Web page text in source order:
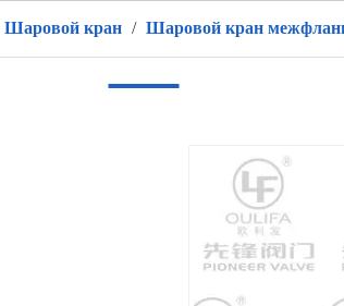
Шаровой кран / Шаровой кран